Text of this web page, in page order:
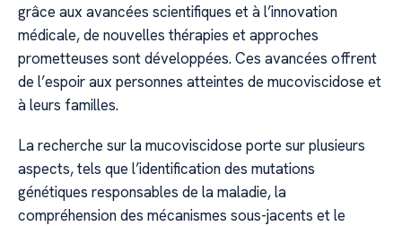
grâce aux avancées scientifiques et à l’innovation
médicale, de nouvelles thérapies et approches
prometteuses sont développées. Ces avancées offrent
de l’espoir aux personnes atteintes de mucoviscidose et
à leurs familles.
La recherche sur la mucoviscidose porte sur plusieurs
aspects, tels que l’identification des mutations
génétiques responsables de la maladie, la
compréhension des mécanismes sous-jacents et le